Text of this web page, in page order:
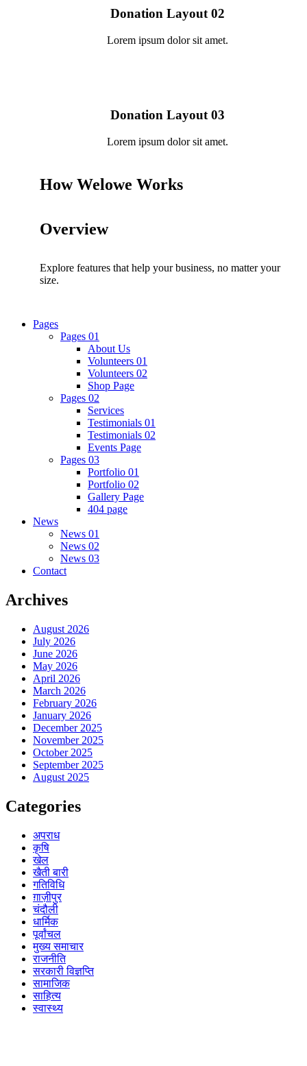
Donation Layout 02
Lorem ipsum dolor sit amet.
Donation Layout 03
Lorem ipsum dolor sit amet.
How Welowe Works
Overview
Explore features that help your business, no matter your
size.
Pages
Pages 01
About Us
Volunteers 01
Volunteers 02
Shop Page
Pages 02
Services
Testimonials 01
Testimonials 02
Events Page
Pages 03
Portfolio 01
Portfolio 02
Gallery Page
404 page
News
News 01
News 02
News 03
Contact
Archives
August 2026
July 2026
June 2026
May 2026
April 2026
March 2026
February 2026
January 2026
December 2025
November 2025
October 2025
September 2025
August 2025
Categories
अपराध
कृषि
खेल
खैती बारी
गतिविधि
ग़ाज़ीपुर
चंदौली
धार्मिक
पूर्वांचल
मुख्य समाचार
राजनीति
सरकारी विज्ञप्ति
सामाजिक
साहित्य
स्वास्थ्य